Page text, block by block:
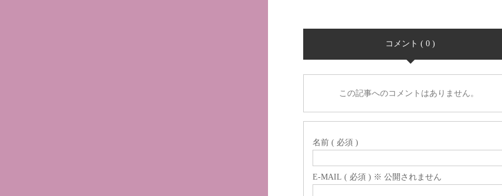
コメント ( 0 )
この記事へのコメントはありません。
名前 ( 必須 )
E-MAIL ( 必須 ) ※ 公開されません